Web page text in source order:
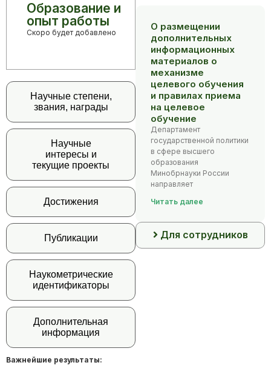
Научные степени,
звания, награды
Научные
интересы и
текущие проекты
Достижения
Публикации
Наукометрические
идентификаторы
Дополнительная
информация
Образование и
опыт работы
Скоро будет добавлено
Важнейшие результаты:
О размещении
дополнительных
информационных
материалов о
механизме
целевого обучения
и правилах приема
на целевое
обучение
Департамент
государственной политики
в сфере высшего
образования
Минобрнауки России
направляет
Читать далее
Для сотрудников